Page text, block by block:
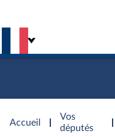
Accueil
d'accueil
Vos
députés